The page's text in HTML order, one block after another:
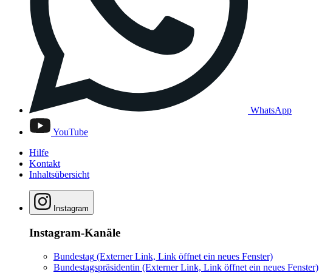
WhatsApp
YouTube
Hilfe
Kontakt
Inhaltsübersicht
Instagram
Instagram-Kanäle
Bundestag (Externer Link, Link öffnet ein neues Fenster)
Bundestagspräsidentin (Externer Link, Link öffnet ein neues Fenster)